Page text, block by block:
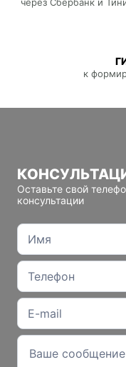
к
Оставьте свой
консультации